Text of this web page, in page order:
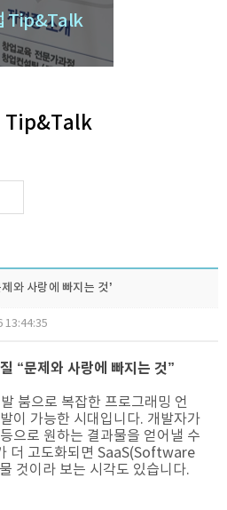
Tip&Talk
Tip&Talk
와 사랑에 빠지는 것’
13:44:35
“문제와 사랑에 빠지는 것”
붐으로 복잡한 프로그래밍 언
이 가능한 시대입니다. 개발자가
으로 원하는 결과물을 얻어낼 수
더 고도화되면 SaaS(Software
것이라 보는 시각도 있습니다.